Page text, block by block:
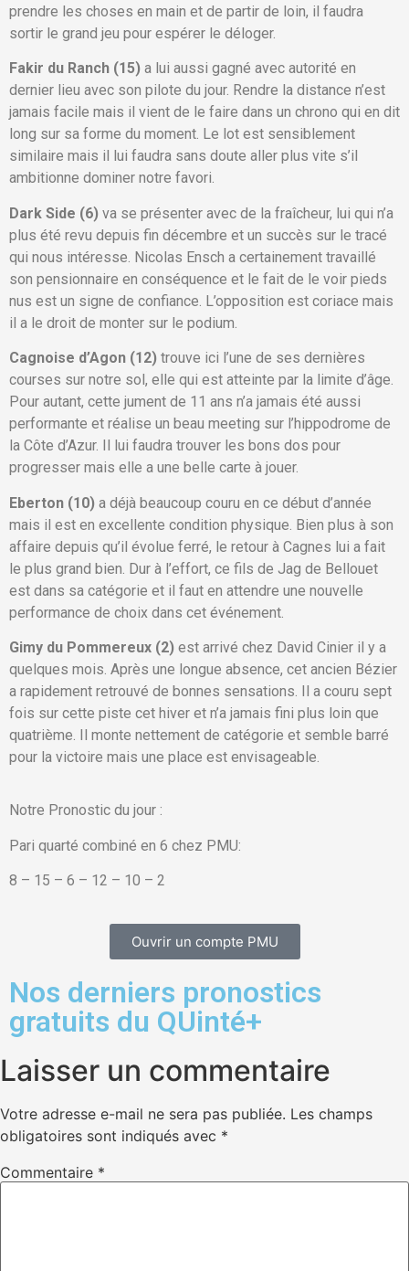
prendre les choses en main et de partir de loin, il faudra
sortir le grand jeu pour espérer le déloger.
Fakir du Ranch (15) a lui aussi gagné avec autorité en
dernier lieu avec son pilote du jour. Rendre la distance n’est
jamais facile mais il vient de le faire dans un chrono qui en dit
long sur sa forme du moment. Le lot est sensiblement
similaire mais il lui faudra sans doute aller plus vite s’il
ambitionne dominer notre favori.
Dark Side (6) va se présenter avec de la fraîcheur, lui qui n’a
plus été revu depuis fin décembre et un succès sur le tracé
qui nous intéresse. Nicolas Ensch a certainement travaillé
son pensionnaire en conséquence et le fait de le voir pieds
nus est un signe de confiance. L’opposition est coriace mais
il a le droit de monter sur le podium.
Cagnoise d’Agon (12) trouve ici l’une de ses dernières
courses sur notre sol, elle qui est atteinte par la limite d’âge.
Pour autant, cette jument de 11 ans n’a jamais été aussi
performante et réalise un beau meeting sur l’hippodrome de
la Côte d’Azur. Il lui faudra trouver les bons dos pour
progresser mais elle a une belle carte à jouer.
Eberton (10) a déjà beaucoup couru en ce début d’année
mais il est en excellente condition physique. Bien plus à son
affaire depuis qu’il évolue ferré, le retour à Cagnes lui a fait
le plus grand bien. Dur à l’effort, ce fils de Jag de Bellouet
est dans sa catégorie et il faut en attendre une nouvelle
performance de choix dans cet événement.
Gimy du Pommereux (2) est arrivé chez David Cinier il y a
quelques mois. Après une longue absence, cet ancien Bézier
a rapidement retrouvé de bonnes sensations. Il a couru sept
fois sur cette piste cet hiver et n’a jamais fini plus loin que
quatrième. Il monte nettement de catégorie et semble barré
pour la victoire mais une place est envisageable.
Notre Pronostic du jour :
Pari quarté combiné en 6 chez PMU:
8 – 15 – 6 – 12 – 10 – 2
Ouvrir un compte PMU
Nos derniers pronostics
gratuits du QUinté+
Laisser un commentaire
Votre adresse e-mail ne sera pas publiée. Les champs
obligatoires sont indiqués avec *
Commentaire *